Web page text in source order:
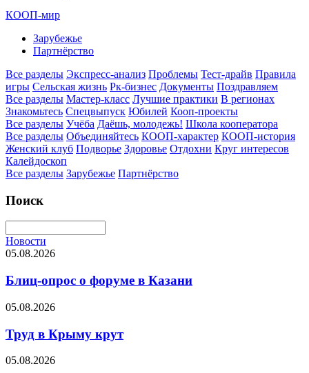
КООП-мир
Зарубежье
Партнёрство
Все разделы Экспресс-анализ Проблемы Тест-драйв Правила
игры Сельская жизнь Рк-бизнес Документы Поздравляем
Все разделы Мастер-класс Лучшие практики В регионах
Знакомьтесь Спецвыпуск Юбилей Кооп-проекты
Все разделы Учёба Даёшь, молодежь! Школа кооператора
Все разделы Объединяйтесь КООП-характер КООП-история
Женский клуб Подворье Здоровье Отдохни Круг интересов
Калейдоскоп
Все разделы Зарубежье Партнёрство
Поиск
Новости
05.08.2026
Блиц-опрос о форуме в Казани
05.08.2026
Труд в Крыму крут
05.08.2026